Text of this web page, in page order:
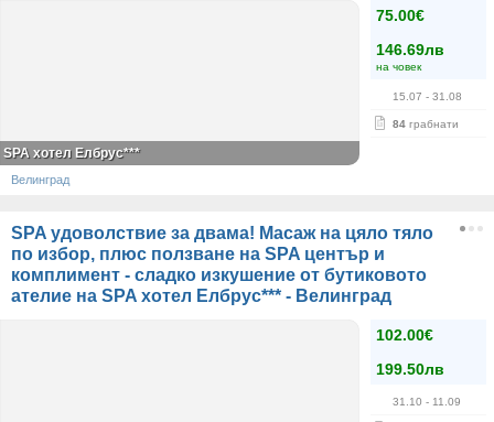
75.00€
146.69лв
на човек
15.07 - 31.08
84 грабнати
SPA хотел Елбрус***
Велинград
SPA удоволствие за двама! Масаж на цяло тяло
по избор, плюс ползване на SPA център и
комплимент - сладко изкушение от бутиковото
ателие на SPA хотел Елбрус*** - Велинград
102.00€
199.50лв
31.10 - 11.09